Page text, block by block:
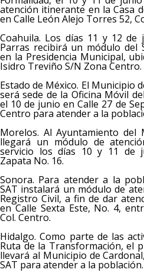
atención itinerante en la Casa
en Calle León Alejo Torres 52,
Coahuila. Los días 11 y 12 de
Parras recibirá un módulo del
en la Presidencia Municipal,
Isidro Treviño S/N Zona Centro.
Estado de México. El Municipio
será sede de la Oficina Móvil
el 10 de junio en Calle 27 de
Centro para atender a la
Morelos. Al Ayuntamiento del
llegará un módulo de
servicio los días 10 y 11 de
Zapata No. 16.
Sonora. Para atender a la
SAT instalará un módulo de
Registro Civil, a fin de dar
en Calle Sexta Este, No. 4,
Col. Centro.
Hidalgo. Como parte de las
Ruta de la Transformación, el
llevará al Municipio de
SAT para atender a la población.